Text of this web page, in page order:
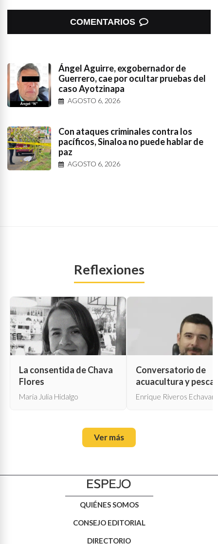
COMENTARIOS
Ángel Aguirre, exgobernador de
Guerrero, cae por ocultar pruebas del
caso Ayotzinapa
AGOSTO 6, 2026
Con ataques criminales contra los
pacíficos, Sinaloa no puede hablar de
paz
AGOSTO 6, 2026
Reflexiones
La consentida de Chava
Flores
María Julia Hidalgo
Conversatorio de
acuacultura y pesca
Enrique Riveros
Ver más
QUIÉNES SOMOS
CONSEJO EDITORIAL
DIRECTORIO